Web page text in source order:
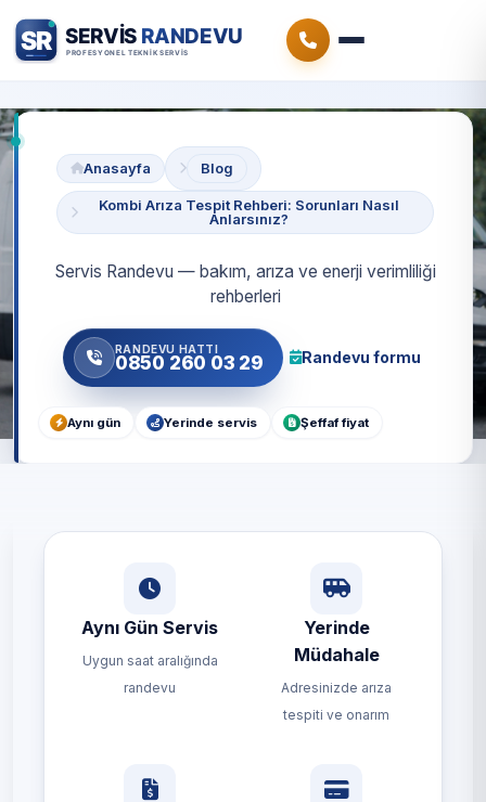
Anasayfa Blog
Kombi Arıza Tespit Rehberi: Sorunları Nasıl
Anlarsınız?
Servis Randevu — bakım, arıza ve enerji verimliliği
rehberleri
RANDEVU HATTI
0850 260 03 29 Randevu formu
Aynı gün Yerinde servis Şeffaf fiyat
Aynı Gün Servis
Uygun saat aralığında
randevu
Yerinde
Müdahale
Adresinizde arıza
tespiti ve onarım